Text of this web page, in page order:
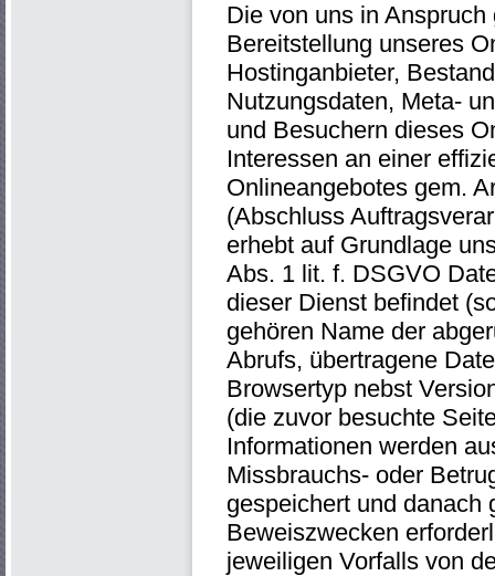
Die von uns in
Bereitstellung unseres
Hostinganbieter,
Nutzungsdaten, Meta-
und Besuchern dieses
Interessen an einer
Onlineangebotes gem.
(Abschluss
erhebt auf Grundlage
Abs. 1 lit. f. DSGVO
dieser Dienst befindet
gehören Name der
Abrufs, übertragene
Browsertyp nebst
(die zuvor besuchte
Informationen werden
Missbrauchs- oder
gespeichert und danach
Beweiszwecken
jeweiligen Vorfalls von